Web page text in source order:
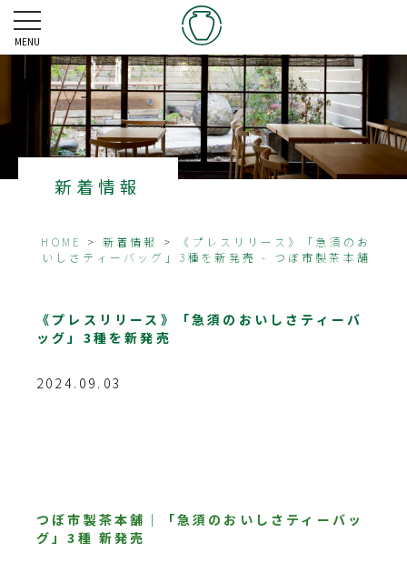
MENU
新着情報
HOME > 新着情報 >
《プレスリリース》「急須のお
いしさティーバッグ」3種を新発売 - つぼ市製茶本舗
《プレスリリース》「急須のおいしさティーバ
ッグ」3種を新発売
2024.09.03
つぼ市製茶本舗｜「急須のおいしさティーバッ
グ」3種 新発売